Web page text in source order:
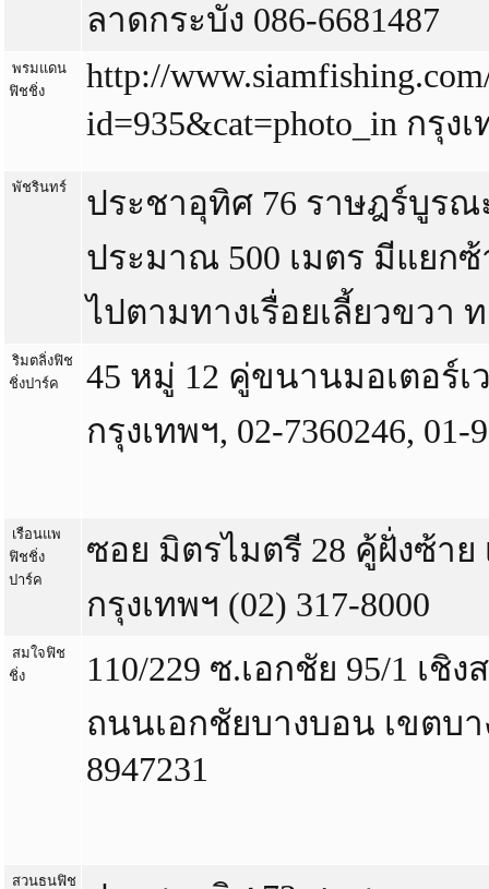
ลาดกระบัง 086-6681487
พรมแดน
ฟิชชิ่ง
http://
id=935&cat=photo_in กรุง
พัชรินทร์
ประชาอุทิศ 76 ราษฎร์บูรณ
ประมาณ 500 เมตร มีแยกซ้
ไปตามทางเรื่อยเลี้ยวขวา
ริมตลิ่งฟิช
ชิ่งปาร์ค
45 หมู่ 12 คู่ขนานมอเตอร์เ
กรุงเทพฯ, 02-7360246, 01-
เรือนแพ
ฟิชชิ่ง
ปาร์ค
ซอย มิตรไมตรี 28 คู้ฝั่งซ้า
กรุงเทพฯ (02) 317-8000
สมใจฟิช
ชิ่ง
110/229 ซ.เอกชัย 95/1 เชิ
ถนนเอกชัยบางบอน เขตบ
8947231
สวนธนฟิช